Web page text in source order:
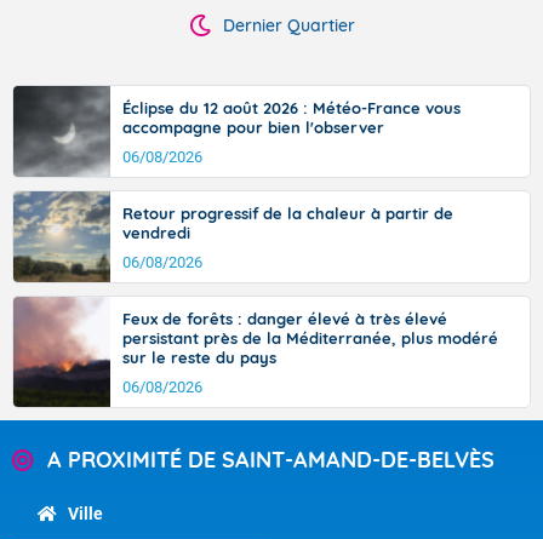
Dernier Quartier
Éclipse du 12 août 2026 : Météo-France vous
accompagne pour bien l'observer
06/08/2026
Retour progressif de la chaleur à partir de
vendredi
06/08/2026
Feux de forêts : danger élevé à très élevé
persistant près de la Méditerranée, plus modéré
sur le reste du pays
06/08/2026
A PROXIMITÉ DE SAINT-AMAND-DE-BELVÈS
Ville